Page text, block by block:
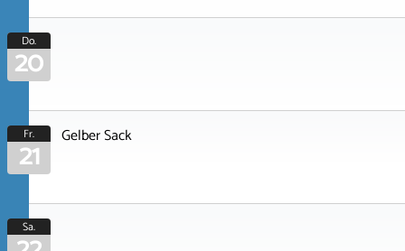
Do.
20
Fr.
21 Gelber Sack
Sa.